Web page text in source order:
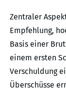
Zentraler
Empfehlung,
Basis einer
einem ersten
Verschuldung
Überschüsse